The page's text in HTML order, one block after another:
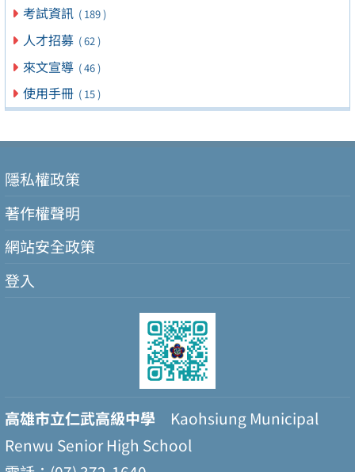
考試資訊 ( 189 )
人才招募 ( 62 )
來文宣導 ( 46 )
使用手冊 ( 15 )
隱私權政策
著作權聲明
網站安全政策
登入
高雄市立仁武高級中學 Kaohsiung Municipal
Renwu Senior High School